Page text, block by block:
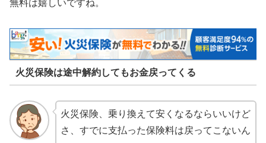
無料は嬉しいですね。
火災保険は途中解約してもお金戻ってくる
火災保険、乗り換えて安くなるならいいけど
さ、すでに支払った保険料は戻ってこないん